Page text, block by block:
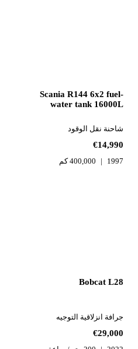
Scania R144 6x2 fuel-
water tank 16000L
€14,990
شاحنة نقل الوقود
1997 400,000 كم
Bobcat L28
€29,000
جرافة انزلاقية التوجيه